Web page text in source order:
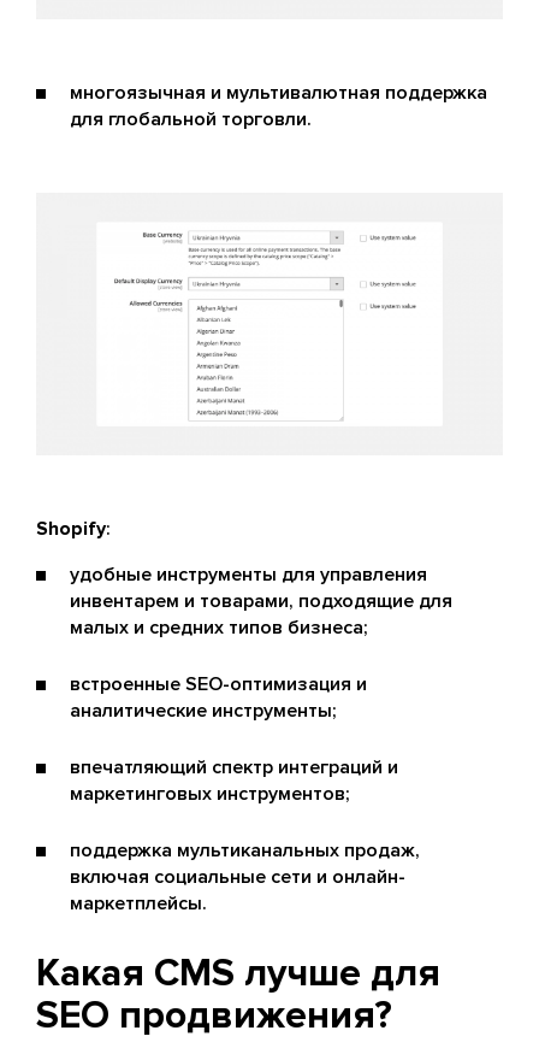
многоязычная и мультивалютная поддержка
для глобальной торговли.
Shopify:
удобные инструменты для управления
инвентарем и товарами, подходящие для
малых и средних типов бизнеса;
встроенные SEO-оптимизация и
аналитические инструменты;
впечатляющий спектр интеграций и
маркетинговых инструментов;
поддержка мультиканальных продаж,
включая социальные сети и онлайн-
маркетплейсы.
Какая CMS лучше для
SEO продвижения?